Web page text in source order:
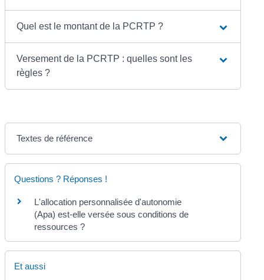
Quel est le montant de la PCRTP ?
Versement de la PCRTP : quelles sont les
règles ?
Textes de référence
Questions ? Réponses !
L'allocation personnalisée d'autonomie
(Apa) est-elle versée sous conditions de
ressources ?
Et aussi